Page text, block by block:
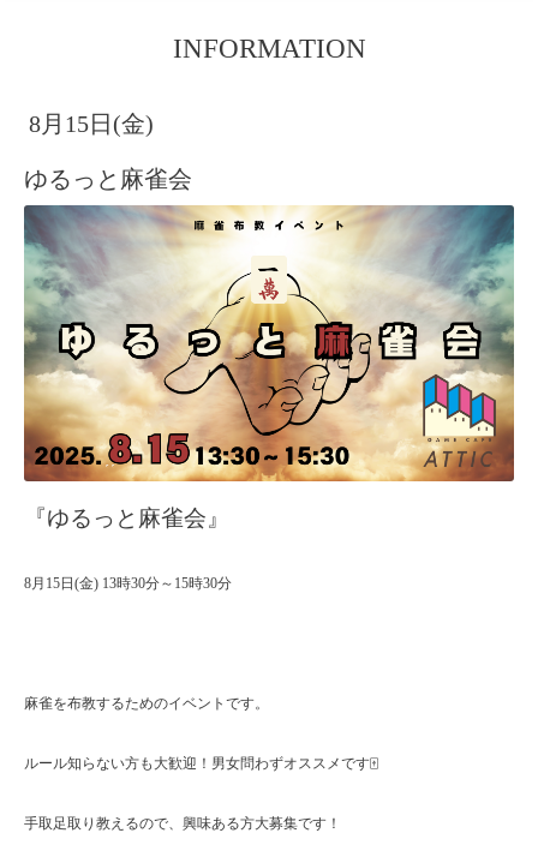
INFORMATION
8月15日(金)
ゆるっと麻雀会
『ゆるっと麻雀会』
8月15日(金) 13時30分～15時30分
麻雀を布教するためのイベントです。
ルール知らない方も大歓迎！男女問わずオススメです🀄
手取足取り教えるので、興味ある方大募集です！